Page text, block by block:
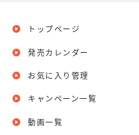
トップページ
発売カレンダー
お気に入り管理
キャンペーン一覧
動画一覧